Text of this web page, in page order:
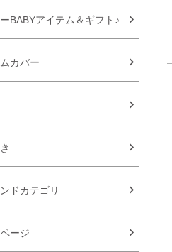
BABYアイテム＆ギフト♪
カバー
ドカテゴリ
ージ